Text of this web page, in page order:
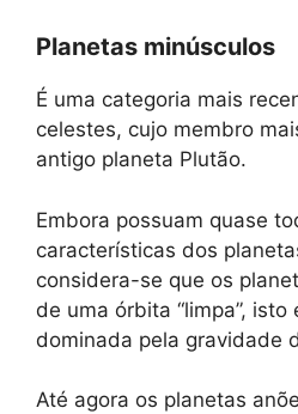
Planetas minúsculos
É uma categoria mais
celestes, cujo membro
antigo planeta Plutão.
Embora possuam quase
características dos
considera-se que os
de uma órbita “limpa”,
dominada pela gravidade
Até agora os planetas